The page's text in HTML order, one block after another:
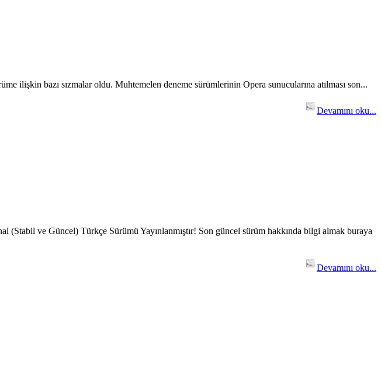
ilişkin bazı sızmalar oldu. Muhtemelen deneme sürümlerinin Opera sunucularına atılması son...
Devamını oku...
ve Güncel) Türkçe Sürümü Yayınlanmıştır! Son güncel sürüm hakkında bilgi almak buraya
Devamını oku...